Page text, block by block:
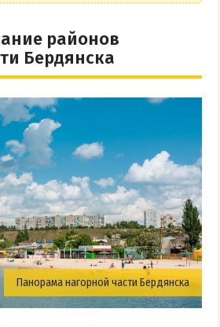
озера
районов
Бердянска
Панорама нагорной части Бердянска